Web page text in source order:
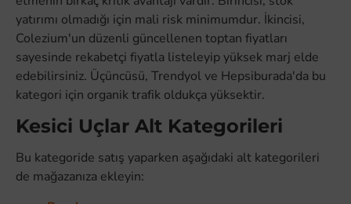
yatırımı olmadığı için mali risk minimumdur. İkincisi,
Colezium'un düzenli güncellenen toptan fiyatları
sayesinde rekabetçi fiyatla listeleyip yüksek marj elde
edebilirsiniz. Üçüncüsü, Trendyol ve Hepsiburada'da bu
kategori için organik trafik oldukça yüksektir.
Kesici Uçlar Alt Kategorileri
Bu kategoride satış yaparken aşağıdaki alt kategorileri
de mağazanıza ekleyin: